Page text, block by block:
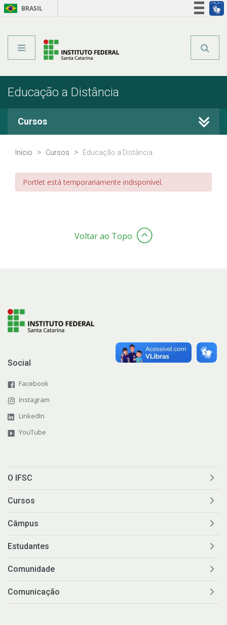
BRASIL
Educação a Distância
Cursos
Cursos Técnicos
Graduação
Transferências e retornos
PartiuIF
Parcerias
Processo de Inscrição
Resultados
Cotas
Orientações para comprovação de cotas
Inscrições e acompanhamento
Início Cursos Educação a Distância
Portlet está temporariamente indisponível.
Voltar ao Topo
Social
Facebook
Instagram
LinkedIn
YouTube
O IFSC
Cursos
Câmpus
Estudantes
Comunidade
Comunicação